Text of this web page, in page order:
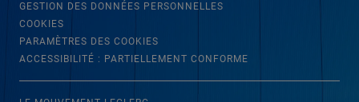
GESTION DES DONNÉES PERSONNELLES
COOKIES
PARAMÈTRES DES COOKIES
ACCESSIBILITÉ : PARTIELLEMENT CONFORME